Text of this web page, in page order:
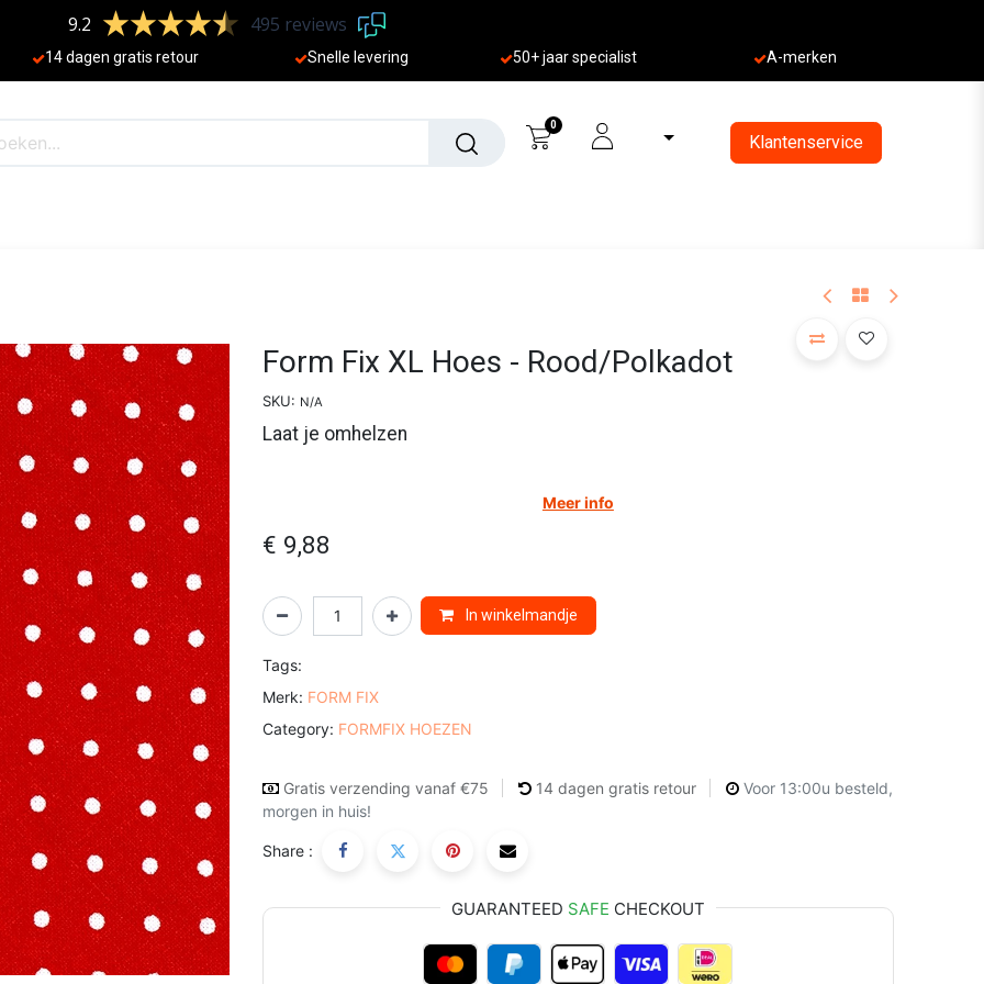
9.2 495 reviews
14 dagen gratis retour Sne lle levering 50+ jaar specialist A-merken
0
Klantenservice
Form Fix XL Hoes - Rood/Polkadot
SKU: N/A
Laat je omhelzen
Meer info
€ 9,88
In winkelmandje
Tags:
Merk: FORM FIX
Category: FORMFIX HOEZEN
Gratis verzending vanaf €75 14 dagen gratis retour
Voor 13:00u besteld,
morgen in huis!
Share :
GUARANTEED SAFE CHECKOUT